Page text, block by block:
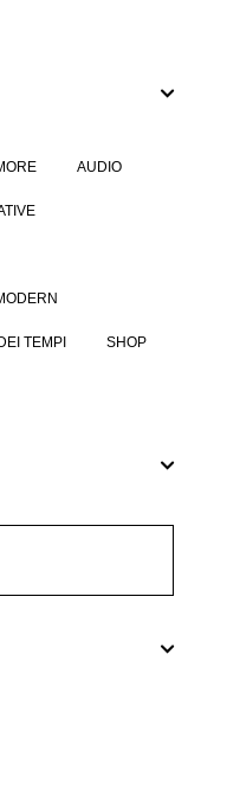
AUDIO
TEMPI SHOP